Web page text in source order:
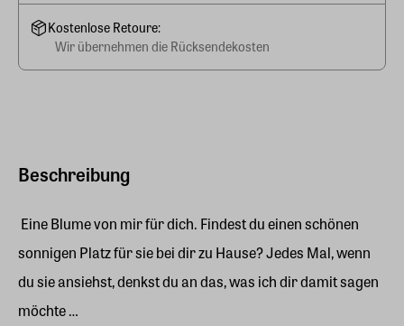
Beschreibung
Eine Blume von mir für dich. Findest du einen schönen
sonnigen Platz für sie bei dir zu Hause? Jedes Mal, wenn
du sie ansiehst, denkst du an das, was ich dir damit sagen
möchte …
Kostenlose Retoure:
Wir übernehmen die Rücksendekosten